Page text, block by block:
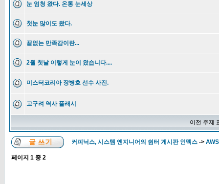
눈 엄청 왔다. 온통 눈세상
첫눈 많이도 왔다.
끝없는 만족감이란...
2월 첫날 이렇게 눈이 왔습니다....
미스터코리아 장병호 선수 사진.
고구려 역사 플래시
이전 주제
커피닉스, 시스템 엔지니어의 쉼터 게시판 인덱스 -> AWS
페이지 1 중 2